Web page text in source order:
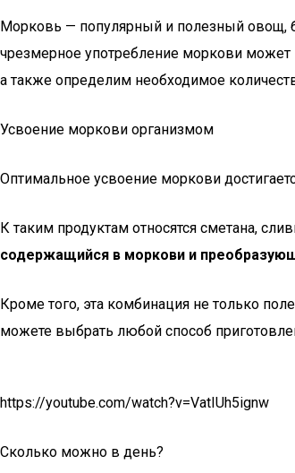
Морковь — популярный и полезный овощ,
чрезмерное употребление моркови
а также определим необходимое
Усвоение моркови организмом
Оптимальное усвоение моркови
К таким продуктам относятся сметана,
содержащийся в моркови и
Кроме того, эта комбинация не только
можете выбрать любой способ
https://youtube.com/watch?v=VatIUh5ignw
Сколько можно в день?